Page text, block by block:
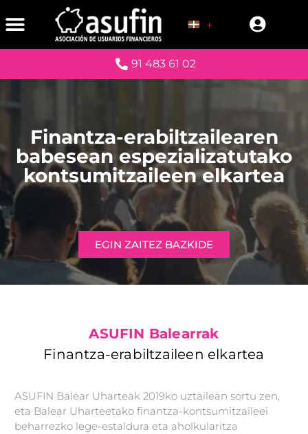
91 483 61 02
Finantza-erabiltzailearen
babesean espezializatutako
kontsumitzaileen elkartea
EGIN ZAITEZ BAZKIDE
ASUFIN Balearrak
Finantza-erabiltzaileen elkartea
ASUFIN Balear Uharteak 2019ko uztailean sortu zen,
eta Balear Uharteetako finantza-kontsumitzaileei
beharrezko lege-estaldura eta aholkularitza